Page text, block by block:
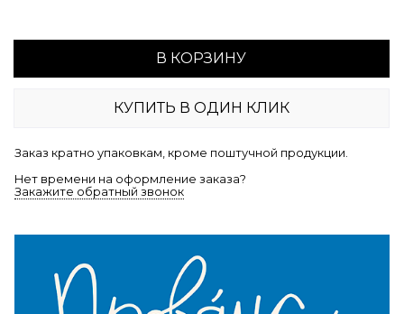
В КОРЗИНУ
КУПИТЬ В ОДИН КЛИК
Заказ кратно упаковкам, кроме поштучной продукции.
Нет времени на оформление заказа?
Закажите обратный звонок